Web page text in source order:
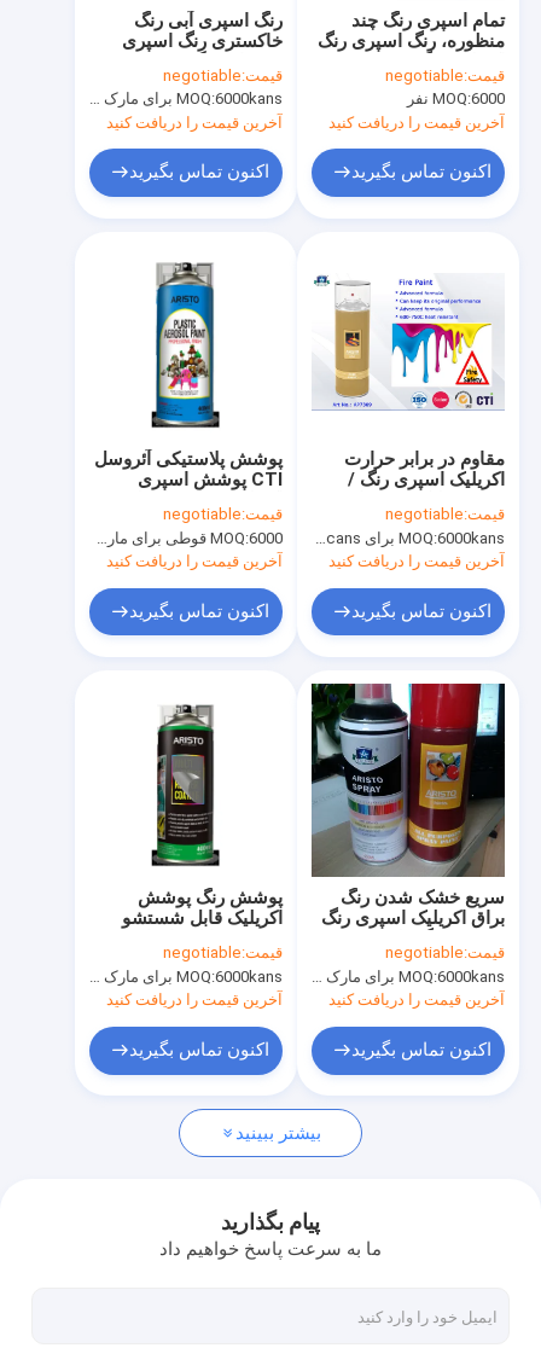
محصولات
درباره ما
تور کارخانه
کنترل کیفیت
News
رنگ اسپری پارچه
گرافیتی رنگ اسپری
رنگ اسپری اکریلیک
علامت گذاری رنگ اسپری
خودکار نشان گذار
رنگ اسپری آبی رنگ
خاکستری رنگ اسپری
500ml
قیمت:negotiable
MOQ:6000kans برای مارک Aristo، 15000cans برای مارک سفارشی
آخرین قیمت را دریافت کنید
اکنون تماس بگیرید
تمام اسپری رنگ چند
منظوره، رنگ اسپری رنگ
قیمت:negotiable
MOQ:6000 نفر
آخرین قیمت را دریافت کنید
اکنون تماس بگیرید
پوشش پلاستیکی آئروسل
CTI پوشش اسپری
قیمت:negotiable
MOQ:6000 قوطی برای مارک آریستو ، 15000 قوطی برای مارک سفارشی
آخرین قیمت را دریافت کنید
اکنون تماس بگیرید
مقاوم در برابر حرارت
اکریلیک اسپری رنگ /
700 ℃
قیمت:negotiable
MOQ:6000kans برای Aristo Brand، 15000cans برای نام تجاری سفارشی
آخرین قیمت را دریافت کنید
اکنون تماس بگیرید
پوشش رنگ پوشش
اکریلیک قابل شستشو
برای خودرو
قیمت:negotiable
MOQ:6000kans برای مارک Aristo، 15000cans برای مارک سفارشی
آخرین قیمت را دریافت کنید
اکنون تماس بگیرید
سریع خشک شدن رنگ
براق اکریلیک اسپری رنگ
قیمت:negotiable
MOQ:6000kans برای مارک Aristo، 15000cans برای مارک سفارشی
آخرین قیمت را دریافت کنید
اکنون تماس بگیرید
بیشتر ببینید
پیام بگذارید
ما به سرعت پاسخ خواهیم داد